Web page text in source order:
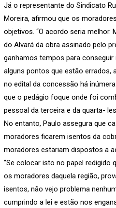
Já o representante do Sindicato
Moreira, afirmou que os
objetivos. “O acordo seria melhor.
do Alvará da obra assinado pelo
ganhamos tempos para
alguns pontos que estão errados,
no edital da concessão há
que o pedágio foque onde foi
pessoal da terceira e da quarta-
No entanto, Paulo assegura que
moradores ficarem isentos da
moradores estariam dispostos a
“Se colocar isto no papel redigido
os moradores daquela região,
isentos, não vejo problema
cumprindo a lei e estão nos